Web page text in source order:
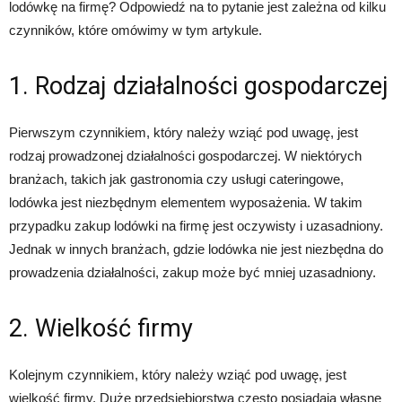
lodówkę na firmę? Odpowiedź na to pytanie jest zależna od kilku
czynników, które omówimy w tym artykule.
1. Rodzaj działalności gospodarczej
Pierwszym czynnikiem, który należy wziąć pod uwagę, jest
rodzaj prowadzonej działalności gospodarczej. W niektórych
branżach, takich jak gastronomia czy usługi cateringowe,
lodówka jest niezbędnym elementem wyposażenia. W takim
przypadku zakup lodówki na firmę jest oczywisty i uzasadniony.
Jednak w innych branżach, gdzie lodówka nie jest niezbędna do
prowadzenia działalności, zakup może być mniej uzasadniony.
2. Wielkość firmy
Kolejnym czynnikiem, który należy wziąć pod uwagę, jest
wielkość firmy. Duże przedsiębiorstwa często posiadają własne